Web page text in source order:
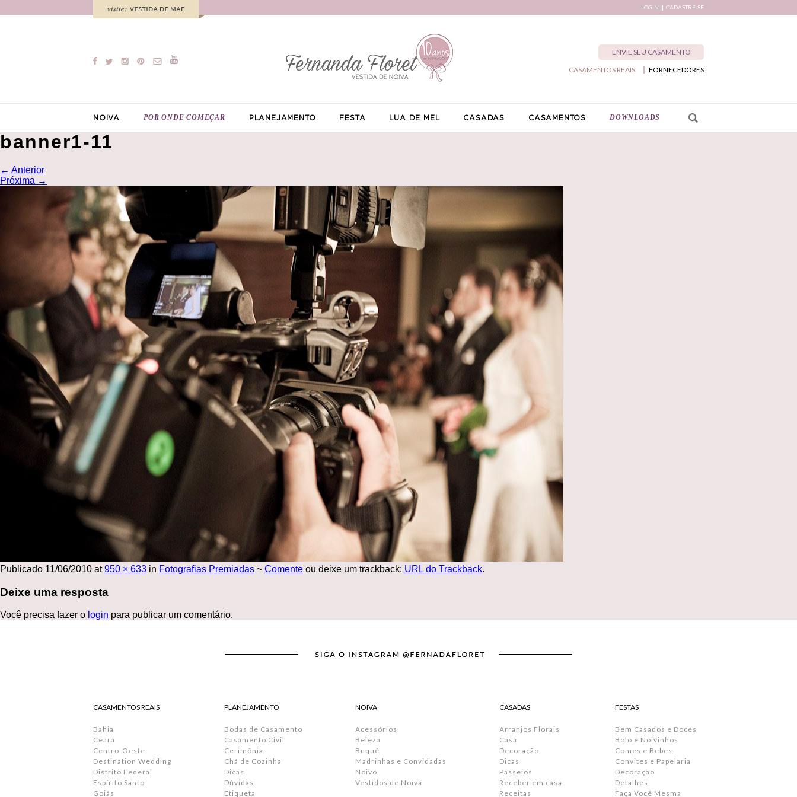
LOGIN CADASTRE-SE
ENVIE SEU CASAMENTO
FORNECEDORES
CASAMENTOS REAIS
NOIVA POR ONDE COMEÇAR PLANEJAMENTO FESTA LUA DE MEL CASADAS CASAMENTOS DOWNLOADS
banner1-11
← Anterior
Próxima →
Publicado 11/06/2010 at950 × 633 in Fotografias Premiadas ~ Comente ou deixe um trackback: URL do Trackback.
Deixe uma resposta
Você precisa fazer o login para publicar um comentário.
CASAMENTOS REAIS
Bahia
Ceará
Centro-Oeste
Destination Wedding
Distrito Federal
Espírito Santo
Goiás
PLANEJAMENTO
Bodas de Casamento
Casamento Civil
Cerimônia
Chá de Cozinha
Dicas
Dúvidas
Etiqueta
NOIVA
Acessórios
Beleza
Buquê
Madrinhas e Convidadas
Noivo
Vestidos de Noiva
CASADAS
Arranjos Florais
Casa
Decoração
Dicas
Passeios
Receber em casa
Receitas
FESTAS
Bem Casados e Doces
Bolo e Noivinhos
Comes e Bebes
Convites e Papelaria
Decoração
Detalhes
Faça Você Mesma